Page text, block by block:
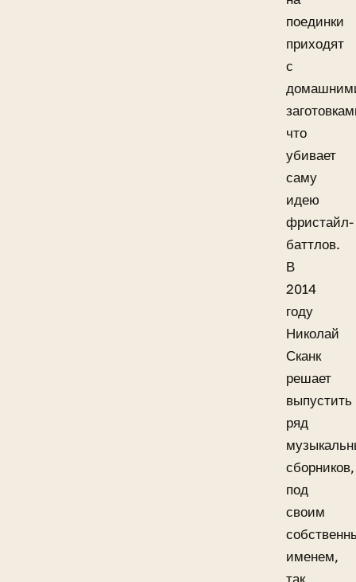
поединки
приходят
с
что
убивает
саму
идею
фристайл-
баттлов.
В
2014
году
Николай
Сканк
решает
выпустить
ряд
сборников,
под
своим
именем,
так